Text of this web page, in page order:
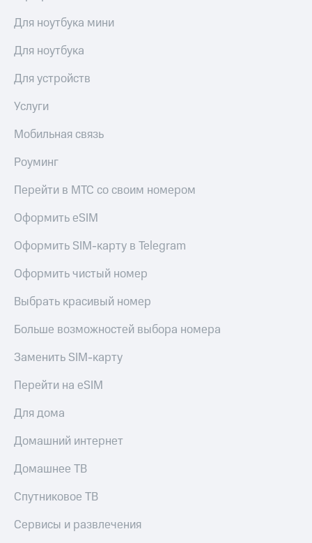
Для ноутбука мини
Для ноутбука
Для устройств
Услуги
Мобильная связь
Роуминг
Перейти в МТС со своим номером
Оформить eSIM
Оформить SIM-карту в Telegram
Оформить чистый номер
Выбрать красивый номер
Больше возможностей выбора номера
Заменить SIM-карту
Перейти на eSIM
Для дома
Домашний интернет
Домашнее ТВ
Спутниковое ТВ
Сервисы и развлечения